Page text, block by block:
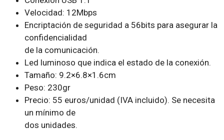
Velocidad: 12Mbps
Encriptación de seguridad a 56bits para asegurar la
confidencialidad
de la comunicación.
Led luminoso que indica el estado de la conexión.
Tamaño: 9.2×6.8×1.6cm
Peso: 230gr
Precio: 55 euros/unidad (IVA incluido). Se necesita
un mínimo de
dos unidades.